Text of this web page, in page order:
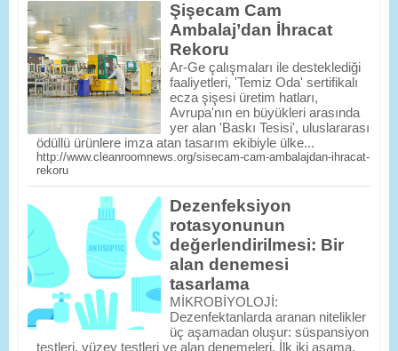
Şişecam Cam
Ambalaj’dan İhracat
Rekoru
Ar-Ge çalışmaları ile desteklediği
faaliyetleri, 'Temiz Oda' sertifikalı
ecza şişesi üretim hatları,
Avrupa'nın en büyükleri arasında
yer alan 'Baskı Tesisi', uluslararası
ödüllü ürünlere imza atan tasarım ekibiyle ülke...
http://www.cleanroomnews.org/sisecam-cam-ambalajdan-ihracat-
rekoru
Dezenfeksiyon
rotasyonunun
değerlendirilmesi: Bir
alan denemesi
tasarlama
MİKROBİYOLOJİ:
Dezenfektanlarda aranan nitelikler
üç aşamadan oluşur: süspansiyon
testleri, yüzey testleri ve alan denemeleri. İlk iki aşama,